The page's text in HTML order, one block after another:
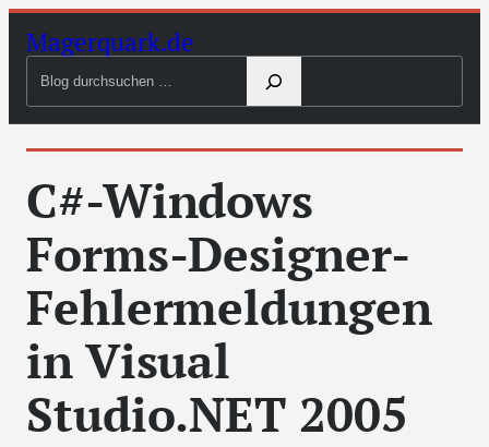
Zum
Inhalt
Magerquark.de
durchsuchen
C#-Windows
Forms-Designer-
Fehlermeldungen
in Visual
Studio.NET 2005